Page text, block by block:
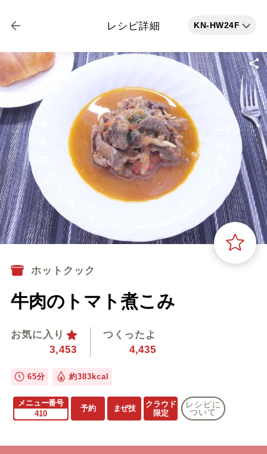
レシピ詳細 KN-HW24F
ホットクック
牛肉のトマト煮こみ
お気に入り
3,453
つくったよ
4,435
65分 約383kcal
メニュー番号
410
予約 まぜ技
クラウド
限定
レシピに
ついて